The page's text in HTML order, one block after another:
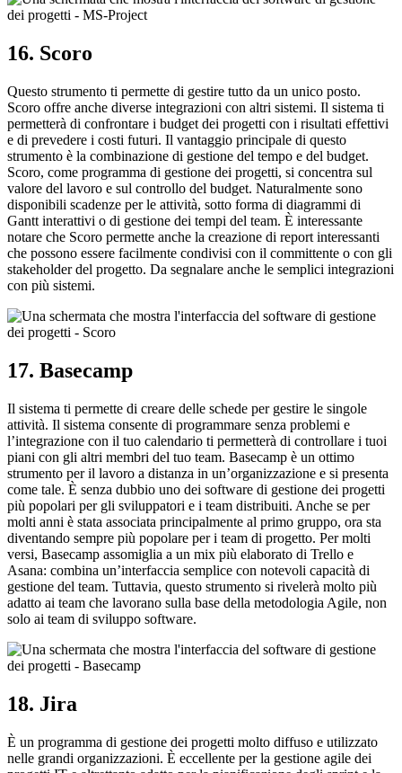
16. Scoro
Questo strumento ti permette di gestire tutto da un unico posto.
Scoro offre anche diverse integrazioni con altri sistemi. Il sistema ti
permetterà di confrontare i budget dei progetti con i risultati effettivi
e di prevedere i costi futuri. Il vantaggio principale di questo
strumento è la combinazione di gestione del tempo e del budget.
Scoro, come programma di gestione dei progetti, si concentra sul
valore del lavoro e sul controllo del budget. Naturalmente sono
disponibili scadenze per le attività, sotto forma di diagrammi di
Gantt interattivi o di gestione dei tempi del team. È interessante
notare che Scoro permette anche la creazione di report interessanti
che possono essere facilmente condivisi con il committente o con gli
stakeholder del progetto. Da segnalare anche le semplici integrazioni
con più sistemi.
17. Basecamp
Il sistema ti permette di creare delle schede per gestire le singole
attività. Il sistema consente di programmare senza problemi e
l’integrazione con il tuo calendario ti permetterà di controllare i tuoi
piani con gli altri membri del tuo team. Basecamp è un ottimo
strumento per il lavoro a distanza in un’organizzazione e si presenta
come tale. È senza dubbio uno dei software di gestione dei progetti
più popolari per gli sviluppatori e i team distribuiti. Anche se per
molti anni è stata associata principalmente al primo gruppo, ora sta
diventando sempre più popolare per i team di progetto. Per molti
versi, Basecamp assomiglia a un mix più elaborato di Trello e
Asana: combina un’interfaccia semplice con notevoli capacità di
gestione del team. Tuttavia, questo strumento si rivelerà molto più
adatto ai team che lavorano sulla base della metodologia Agile, non
solo ai team di sviluppo software.
18. Jira
È un programma di gestione dei progetti molto diffuso e utilizzato
nelle grandi organizzazioni. È eccellente per la gestione agile dei